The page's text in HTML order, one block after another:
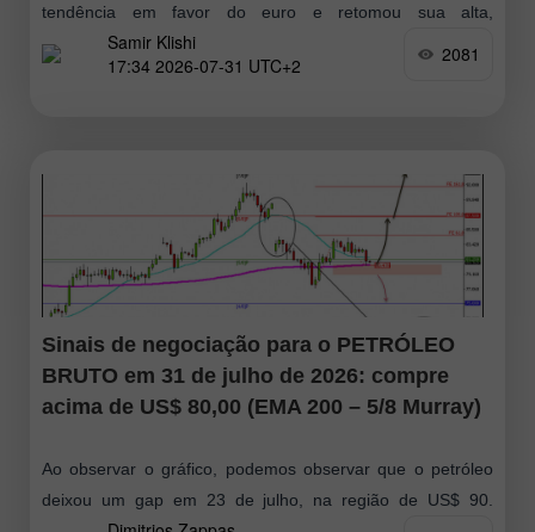
tendência em favor do euro e retomou sua alta,
consolidando-se acima
Samir Klishi
17:34 2026-07-31 UTC+2
2081
Sinais de negociação para o PETRÓLEO
BRUTO em 31 de julho de 2026: compre
acima de US$ 80,00 (EMA 200 – 5/8 Murray)
Ao observar o gráfico, podemos observar que o petróleo
deixou um gap em 23 de julho, na região de US$ 90.